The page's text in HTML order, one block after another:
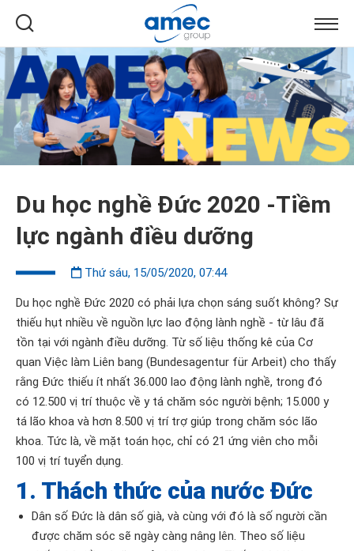
Du học nghề Đức 2020 -Tiềm
lực ngành điều dưỡng
Thứ sáu, 15/05/2020, 07:44
Du học nghề Đức 2020 có phải lựa chọn sáng suốt không? Sự
thiếu hụt nhiều về nguồn lực lao động lành nghề - từ lâu đã
tồn tại với ngành điều dưỡng. Từ số liệu thống kê của Cơ
quan Việc làm Liên bang (Bundesagentur für Arbeit) cho thấy
rằng Đức thiếu ít nhất 36.000 lao động lành nghề, trong đó
có 12.500 vị trí thuộc về y tá chăm sóc người bệnh; 15.000 y
tá lão khoa và hơn 8.500 vị trí trợ giúp trong chăm sóc lão
khoa. Tức là, về mặt toán học, chỉ có 21 ứng viên cho mỗi
100 vị trí tuyển dụng.
1. Thách thức của nước Đức
Dân số Đức là dân số già, và cùng với đó là số người cần
được chăm sóc sẽ ngày càng nâng lên. Theo số liệu